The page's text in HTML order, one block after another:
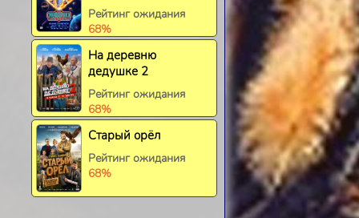
Рейтинг ожидания
68%
На деревню
дедушке 2
Рейтинг ожидания
68%
Старый орёл
Рейтинг ожидания
68%